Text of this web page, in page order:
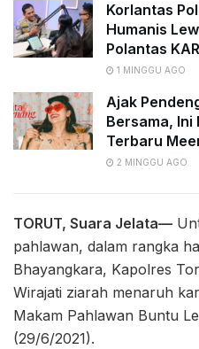
Korlantas
Humanis
Polantas
1 MINGGU AGO
Ajak
Bersama, Ini
Terbaru
2 MINGGU AGO
TORUT, Suara Jelata—
pahlawan, dalam rangka
Bhayangkara, Kapolres
Wirajati ziarah menaruh
Makam Pahlawan Buntu
(29/6/2021).